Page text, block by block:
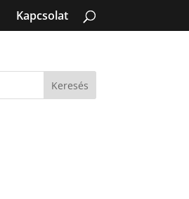
Kapcsolat
Keresés